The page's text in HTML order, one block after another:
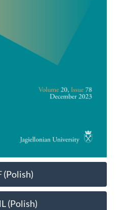
(Polish)
(Polish)